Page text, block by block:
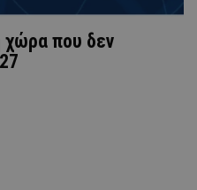
χώρα που δεν